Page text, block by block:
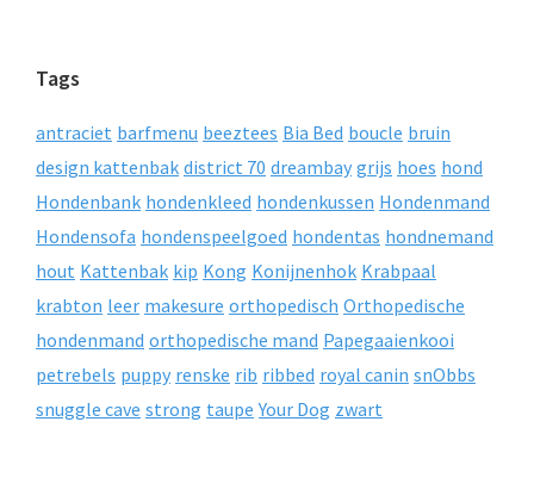
Tags
antraciet barfmenu beeztees Bia Bed boucle bruin
design kattenbak district 70 dreambay grijs hoes hond
Hondenbank hondenkleed hondenkussen Hondenmand
Hondensofa hondenspeelgoed hondentas hondnemand
hout Kattenbak kip Kong Konijnenhok Krabpaal
krabton leer makesure orthopedisch Orthopedische
hondenmand orthopedische mand Papegaaienkooi
petrebels puppy renske rib ribbed royal canin snObbs
snuggle cave strong taupe Your Dog zwart